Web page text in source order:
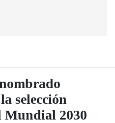
selección
Mundial 2030